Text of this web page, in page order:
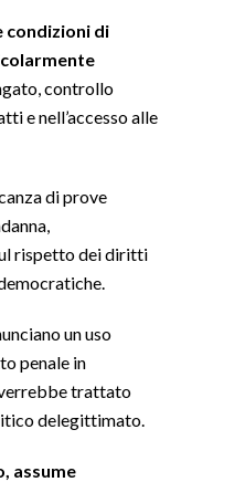
condizioni di
controllo
e nell’accesso alle
di prove
rispetto dei diritti
un uso
penale in
verrebbe trattato
delegittimato.
assume